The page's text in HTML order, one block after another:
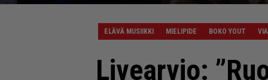
ELÄVÄ MUSIIKKI MIELIPIDE BOKO YOUT
Livearvio: